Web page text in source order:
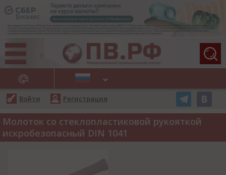
НОВОСТИ
Войти Регистрация
Молоток со стеклопластиковой рукояткой
искробезопасный DIN 1041